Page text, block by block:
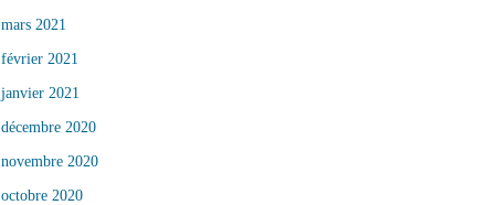
mars 2021
février 2021
janvier 2021
décembre 2020
novembre 2020
octobre 2020